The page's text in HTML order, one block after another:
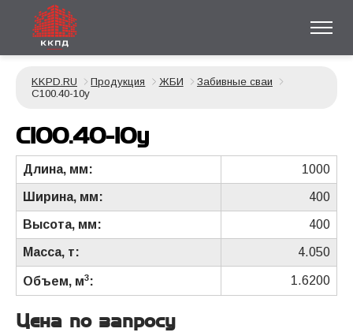
KKPD.RU Продукция ЖБИ
Забивные сваи
С100.40-10у
С100.40-10у
Длина, мм: 1000
Ширина, мм: 400
Высота, мм: 400
Масса, т: 4.050
Объем, м3: 1.6200
Цена по запросу